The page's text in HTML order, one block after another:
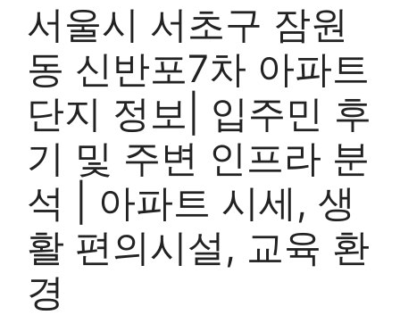
서울시 서초구 잠원
동 신반포7차 아파트
단지 정보| 입주민 후
기 및 주변 인프라 분
석 | 아파트 시세, 생
활 편의시설, 교육 환
경